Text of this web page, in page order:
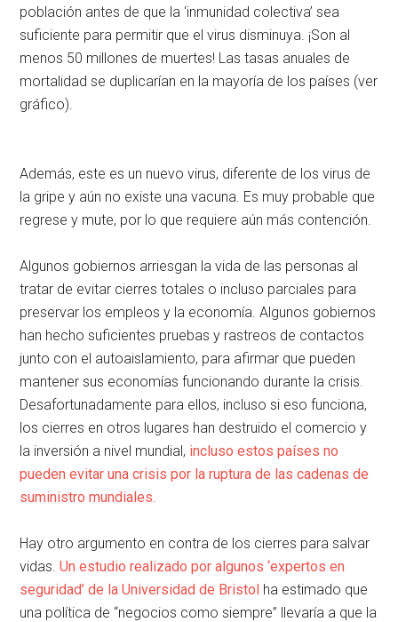
población antes de que la ‘inmunidad colectiva’ sea
suficiente para permitir que el virus disminuya. ¡Son al
menos 50 millones de muertes! Las tasas anuales de
mortalidad se duplicarían en la mayoría de los países (ver
gráfico).
Además, este es un nuevo virus, diferente de los virus de
la gripe y aún no existe una vacuna. Es muy probable que
regrese y mute, por lo que requiere aún más contención.
Algunos gobiernos arriesgan la vida de las personas al
tratar de evitar cierres totales o incluso parciales para
preservar los empleos y la economía. Algunos gobiernos
han hecho suficientes pruebas y rastreos de contactos
junto con el autoaislamiento, para afirmar que pueden
mantener sus economías funcionando durante la crisis.
Desafortunadamente para ellos, incluso si eso funciona,
los cierres en otros lugares han destruido el comercio y
la inversión a nivel mundial, incluso estos países no
pueden evitar una crisis por la ruptura de las cadenas de
suministro mundiales.
Hay otro argumento en contra de los cierres para salvar
vidas.Un estudio realizado por algunos ‘expertos en
seguridad’ de la Universidad de Bristol ha estimado que
una política de “negocios como siempre” llevaría a que la